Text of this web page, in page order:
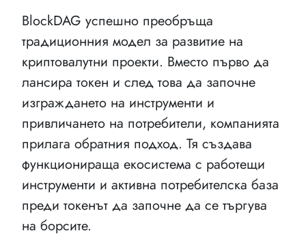
BlockDAG успешно преобръща
традиционния модел за развитие на
криптовалутни проекти. Вместо първо да
лансира токен и след това да започне
изграждането на инструменти и
привличането на потребители, компанията
прилага обратния подход. Тя създава
функционираща екосистема с работещи
инструменти и активна потребителска база
преди токенът да започне да се търгува
на борсите.